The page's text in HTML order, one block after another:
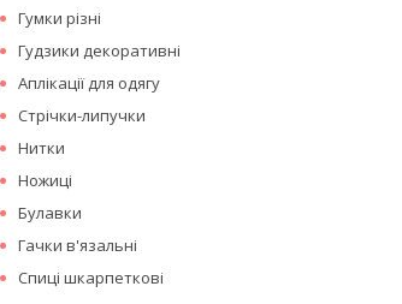
Гумки різні
Гудзики декоративні
Аплікації для одягу
Стрічки-липучки
Нитки
Ножиці
Булавки
Гачки в'язальні
Спиці шкарпеткові